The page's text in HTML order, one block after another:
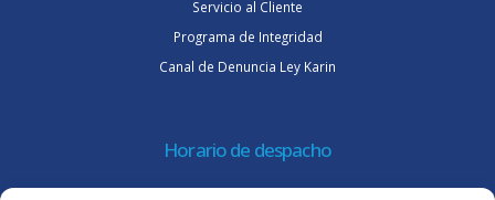
Servicio al Cliente
Programa de Integridad
Canal de Denuncia Ley Karin
Horario de despacho